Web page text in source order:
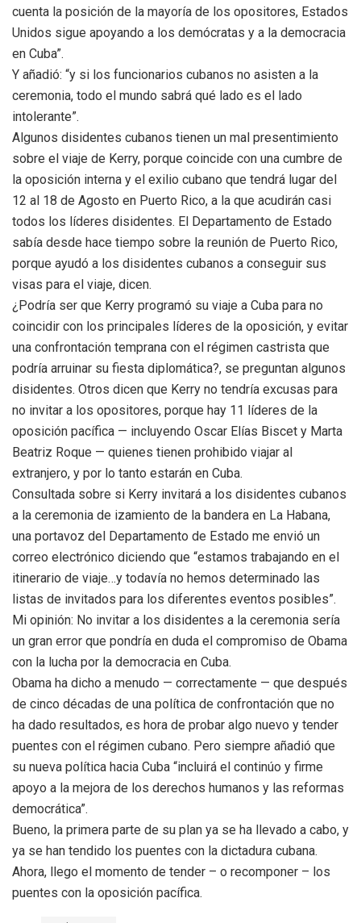
cuenta la posición de la mayoría de los opositores, Estados
Unidos sigue apoyando a los demócratas y a la democracia
en Cuba”.
Y añadió: “y si los funcionarios cubanos no asisten a la
ceremonia, todo el mundo sabrá qué lado es el lado
intolerante”.
Algunos disidentes cubanos tienen un mal presentimiento
sobre el viaje de Kerry, porque coincide con una cumbre de
la oposición interna y el exilio cubano que tendrá lugar del
12 al 18 de Agosto en Puerto Rico, a la que acudirán casi
todos los líderes disidentes. El Departamento de Estado
sabía desde hace tiempo sobre la reunión de Puerto Rico,
porque ayudó a los disidentes cubanos a conseguir sus
visas para el viaje, dicen.
¿Podría ser que Kerry programó su viaje a Cuba para no
coincidir con los principales líderes de la oposición, y evitar
una confrontación temprana con el régimen castrista que
podría arruinar su fiesta diplomática?, se preguntan algunos
disidentes. Otros dicen que Kerry no tendría excusas para
no invitar a los opositores, porque hay 11 líderes de la
oposición pacífica — incluyendo Oscar Elías Biscet y Marta
Beatriz Roque — quienes tienen prohibido viajar al
extranjero, y por lo tanto estarán en Cuba.
Consultada sobre si Kerry invitará a los disidentes cubanos
a la ceremonia de izamiento de la bandera en La Habana,
una portavoz del Departamento de Estado me envió un
correo electrónico diciendo que “estamos trabajando en el
itinerario de viaje…y todavía no hemos determinado las
listas de invitados para los diferentes eventos posibles”.
Mi opinión: No invitar a los disidentes a la ceremonia sería
un gran error que pondría en duda el compromiso de Obama
con la lucha por la democracia en Cuba.
Obama ha dicho a menudo — correctamente — que después
de cinco décadas de una política de confrontación que no
ha dado resultados, es hora de probar algo nuevo y tender
puentes con el régimen cubano. Pero siempre añadió que
su nueva política hacia Cuba “incluirá el continúo y firme
apoyo a la mejora de los derechos humanos y las reformas
democrática”.
Bueno, la primera parte de su plan ya se ha llevado a cabo, y
ya se han tendido los puentes con la dictadura cubana.
Ahora, llego el momento de tender – o recomponer – los
puentes con la oposición pacífica.